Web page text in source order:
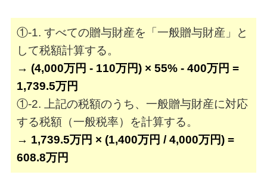
①-1. すべての贈与財産を「一般贈与財産」と
して税額計算する。
→ (4,000万円 - 110万円) × 55% - 400万円 =
1,739.5万円
①-2. 上記の税額のうち、一般贈与財産に対応
する税額（一般税率）を計算する。
→ 1,739.5万円 × (1,400万円 / 4,000万円) =
608.8万円